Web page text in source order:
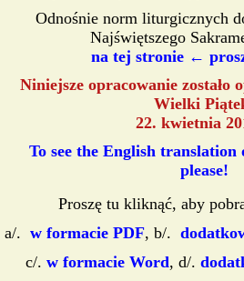
Odnośnie norm liturgicznych
Najświętszego
na tej stronie ←
Niniejsze opracowanie zostało
Wielki
22. kwietnia
To see the English
please!
Proszę tu kliknąć, aby
a/. w formacie PDF, b/.
c/. w formacie Word, d/.